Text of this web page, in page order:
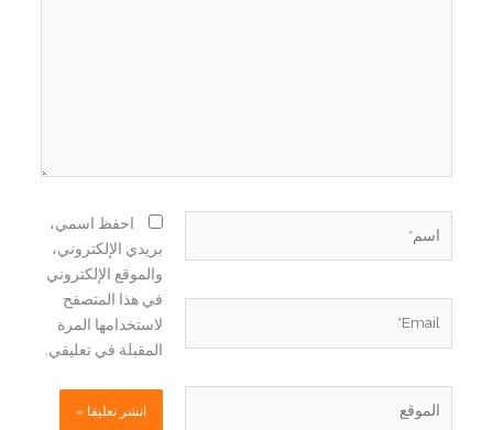
احفظ اسمي،
بريدي الإلكتروني،
والموقع الإلكتروني
في هذا المتصفح
لاستخدامها المرة
المقبلة في تعليقي.